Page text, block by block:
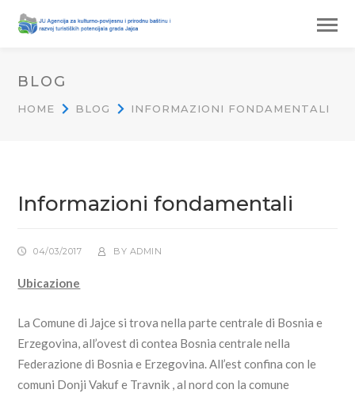
BLOG
HOME BLOG INFORMAZIONI FONDAMENTALI
Informazioni fondamentali
04/03/2017 BY ADMIN
Ubicazione
La Comune di Jajce si trova nella parte centrale di Bosnia e
Erzegovina, all’ovest di contea Bosnia centrale nella
Federazione di Bosnia e Erzegovina. All’est confina con le
comuni Donji Vakuf e Travnik , al nord con la comune